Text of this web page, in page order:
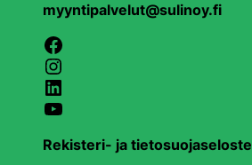
myyntipalvelut@sulinoy.fi
Facebook
Instagram
LinkedIn
YouTube
Rekisteri- ja tietosuojaseloste